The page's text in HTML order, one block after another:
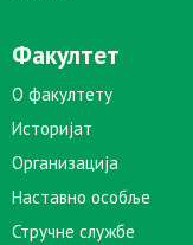
Факултет
О факултету
Историјат
Организација
Наставно особље
Стручне службе